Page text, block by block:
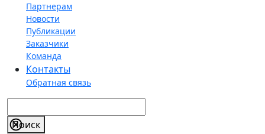
Партнерам
Новости
Публикации
Заказчики
Команда
Контакты
Обратная связь